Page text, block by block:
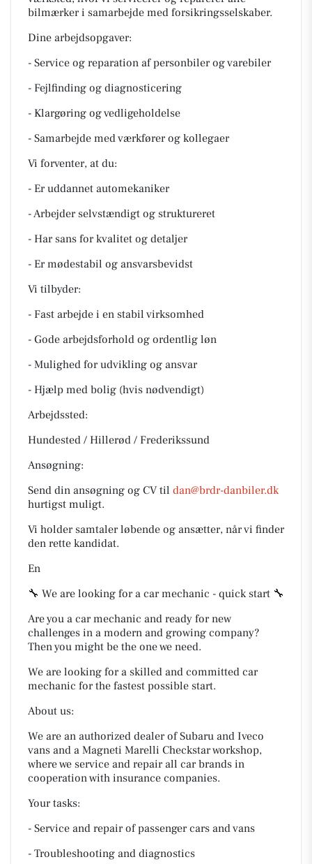
bilmærker i samarbejde med forsikringsselskaber.
Dine arbejdsopgaver:
- Service og reparation af personbiler og varebiler
- Fejlfinding og diagnosticering
- Klargøring og vedligeholdelse
- Samarbejde med værkfører og kollegaer
Vi forventer, at du:
- Er uddannet automekaniker
- Arbejder selvstændigt og struktureret
- Har sans for kvalitet og detaljer
- Er mødestabil og ansvarsbevidst
Vi tilbyder:
- Fast arbejde i en stabil virksomhed
- Gode arbejdsforhold og ordentlig løn
- Mulighed for udvikling og ansvar
- Hjælp med bolig (hvis nødvendigt)
Arbejdssted:
Hundested / Hillerød / Frederikssund
Ansøgning:
Send din ansøgning og CV til dan@brdr-danbiler.dk
hurtigst muligt.
Vi holder samtaler løbende og ansætter, når vi finder
den rette kandidat.
En
🔧 We are looking for a car mechanic - quick start 🔧
Are you a car mechanic and ready for new
challenges in a modern and growing company?
Then you might be the one we need.
We are looking for a skilled and committed car
mechanic for the fastest possible start.
About us:
We are an authorized dealer of Subaru and Iveco
vans and a Magneti Marelli Checkstar workshop,
where we service and repair all car brands in
cooperation with insurance companies.
Your tasks:
- Service and repair of passenger cars and vans
- Troubleshooting and diagnostics